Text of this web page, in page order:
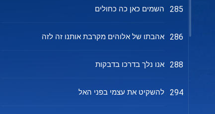
285 השמים כאן כה כחולים
286 אהבתו של אלוהים מקרבת אותנו זה לזה
288 אנו נלך בדרכו בדבקות
294 להשקיט את עצמי בפני האל